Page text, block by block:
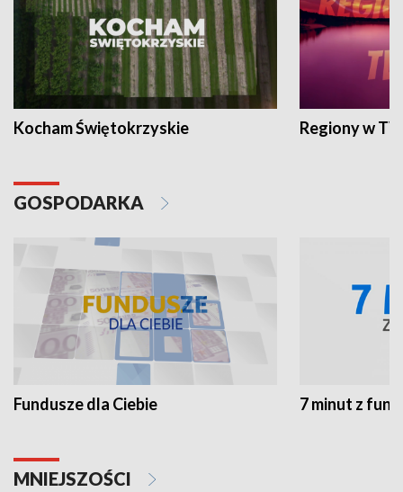
Kocham Świętokrzyskie Regiony w
GOSPODARKA
Fundusze dla Ciebie 7 minut z
MNIEJSZOŚCI